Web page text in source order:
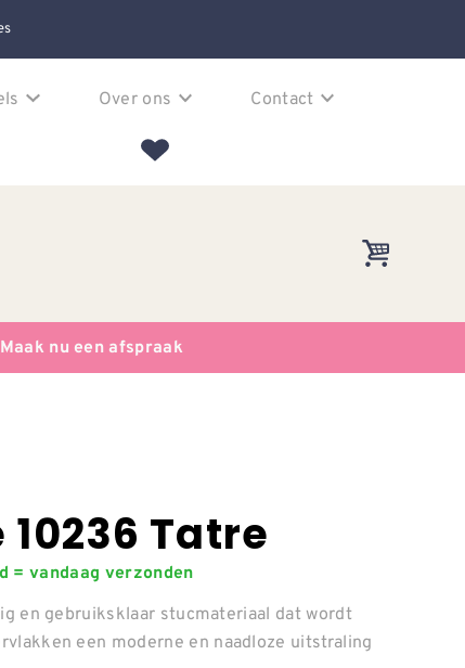
Over ons Contact
nu een afspraak
Tatre
= vandaag verzonden
en gebruiksklaar stucmateriaal dat wordt
een moderne en naadloze uitstraling